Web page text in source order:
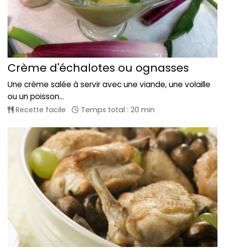
Crème d'échalotes ou ognasses
Une crème salée à servir avec une viande, une volaille
ou un poisson...
Recette facile Temps total : 20 min